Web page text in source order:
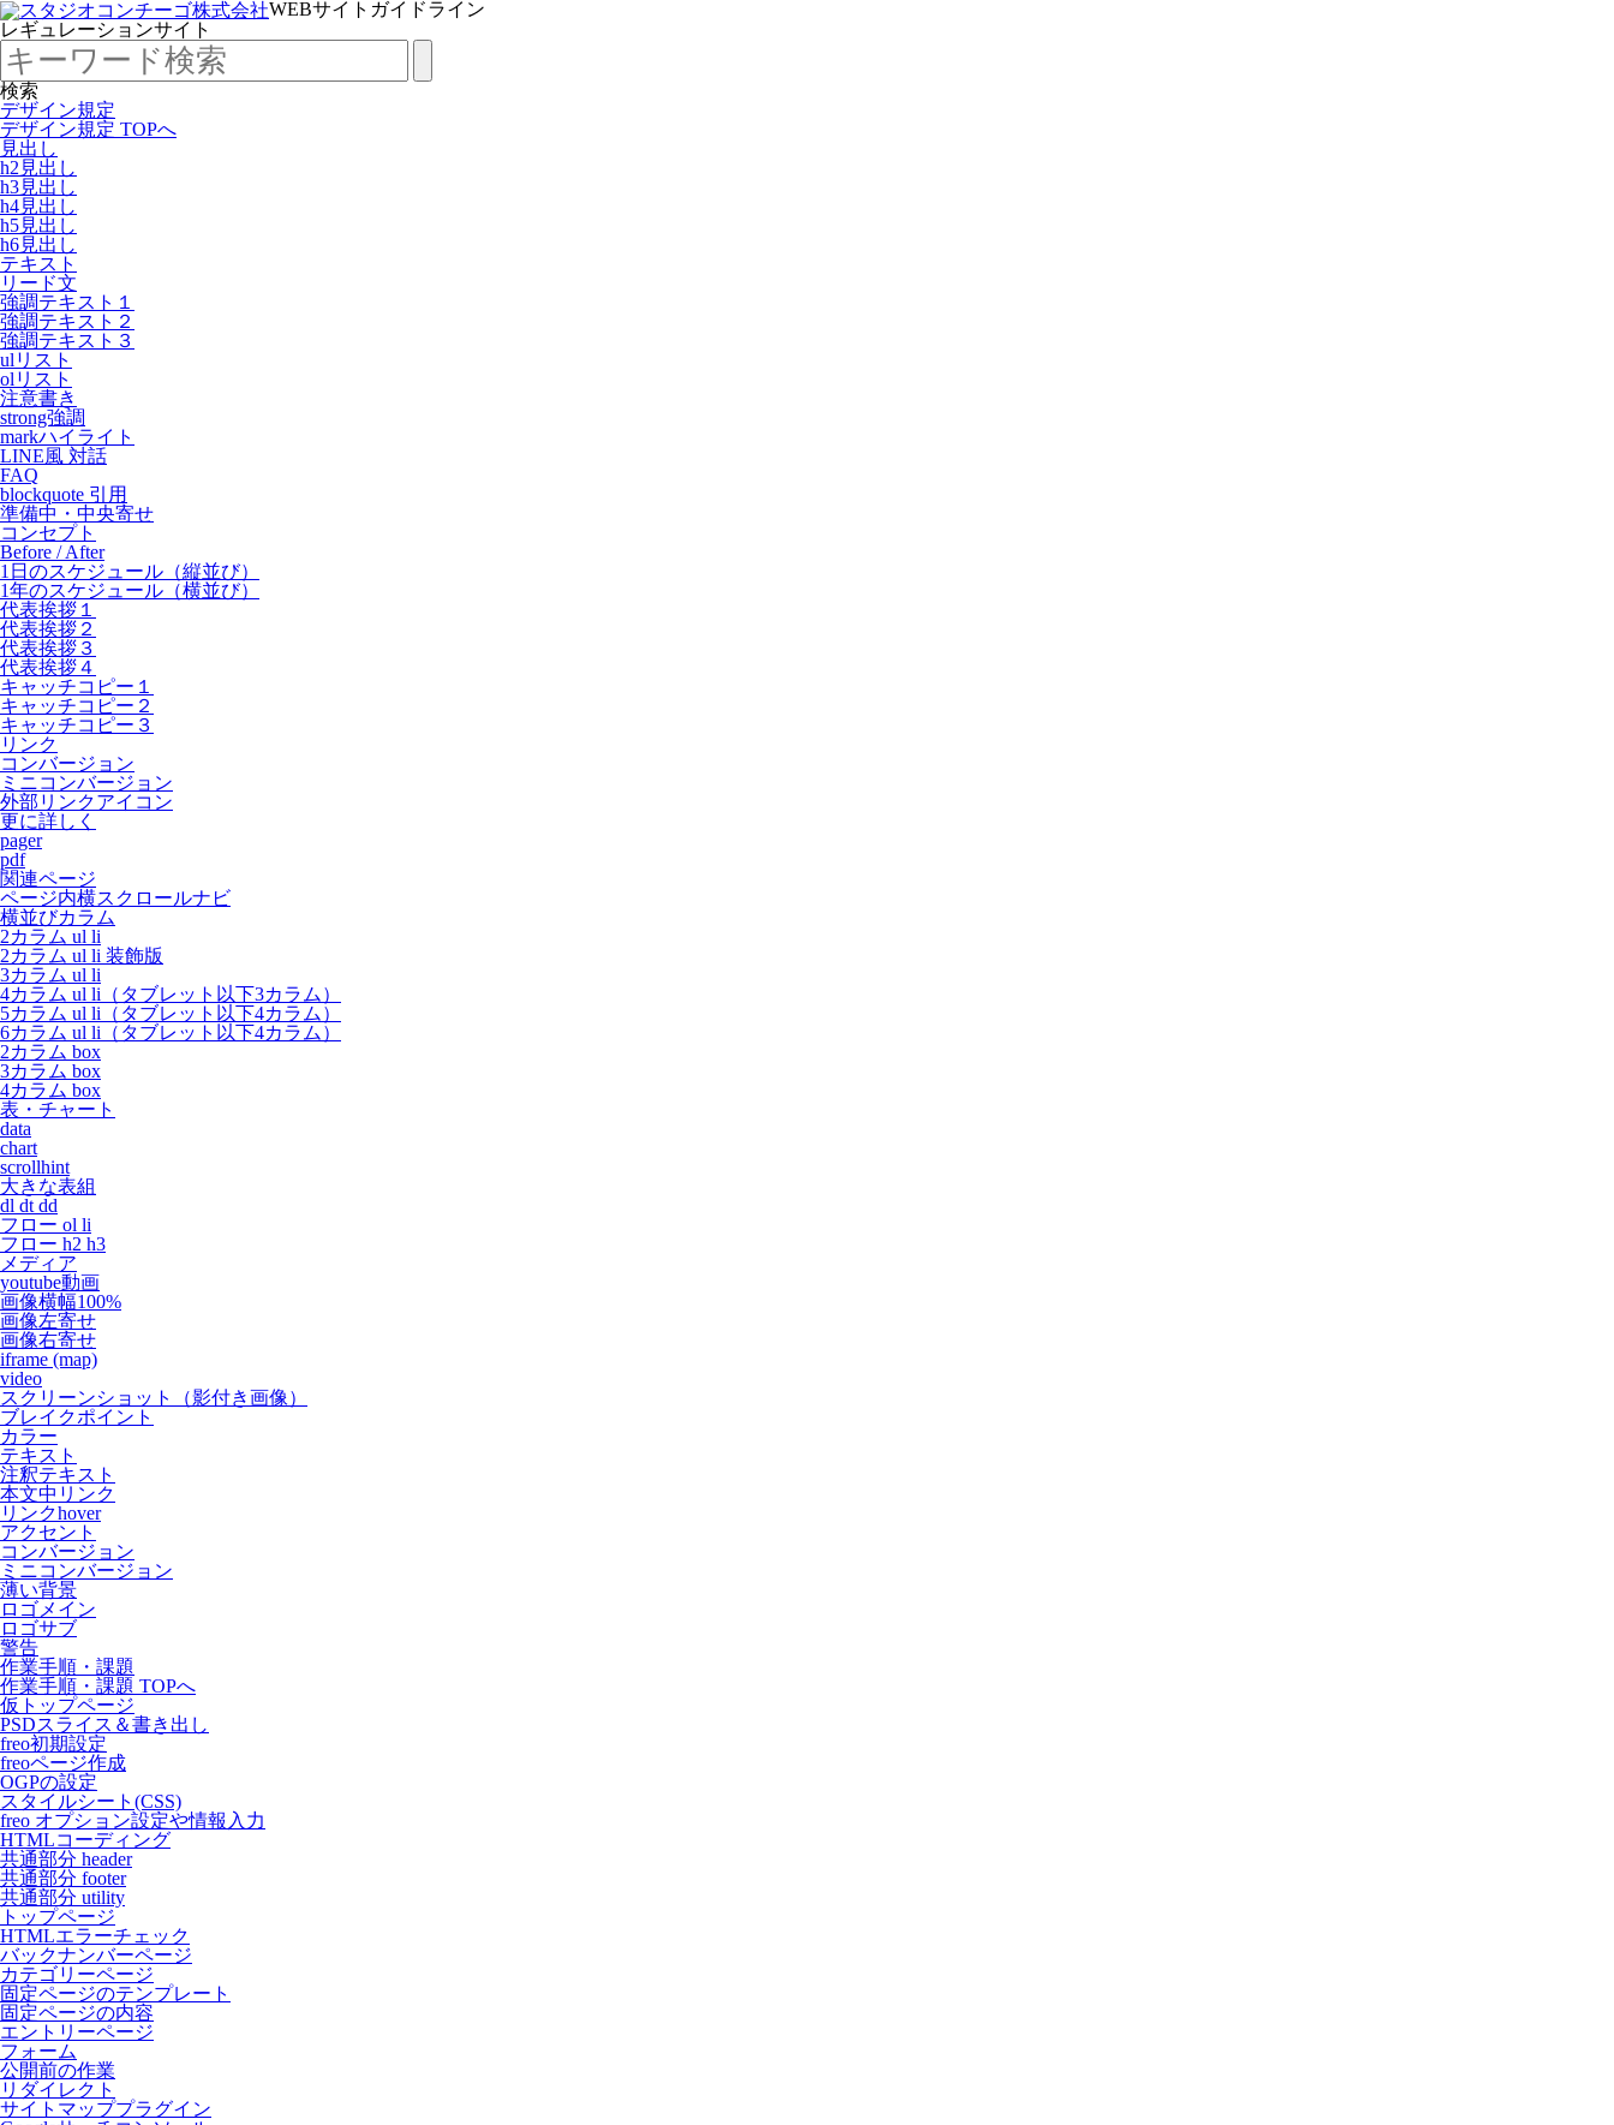
WEBサイトガイドライン
レギュレーションサイト
検索
デザイン規定
デザイン規定 TOPへ
見出し
h2見出し
h3見出し
h4見出し
h5見出し
h6見出し
テキスト
リード文
強調テキスト１
強調テキスト２
強調テキスト３
ulリスト
olリスト
注意書き
strong強調
markハイライト
LINE風 対話
FAQ
blockquote 引用
準備中・中央寄せ
コンセプト
Before / After
1日のスケジュール（縦並び）
1年のスケジュール（横並び）
代表挨拶１
代表挨拶２
代表挨拶３
代表挨拶４
キャッチコピー１
キャッチコピー２
キャッチコピー３
リンク
コンバージョン
ミニコンバージョン
外部リンクアイコン
更に詳しく
pager
pdf
関連ページ
ページ内横スクロールナビ
横並びカラム
2カラム ul li
2カラム ul li 装飾版
3カラム ul li
4カラム ul li（タブレット以下3カラム）
5カラム ul li（タブレット以下4カラム）
6カラム ul li（タブレット以下4カラム）
2カラム box
3カラム box
4カラム box
表・チャート
data
chart
scrollhint
大きな表組
dl dt dd
フロー ol li
フロー h2 h3
メディア
youtube動画
画像横幅100%
画像左寄せ
画像右寄せ
iframe (map)
video
スクリーンショット（影付き画像）
ブレイクポイント
カラー
テキスト
注釈テキスト
本文中リンク
リンクhover
アクセント
コンバージョン
ミニコンバージョン
薄い背景
ロゴメイン
ロゴサブ
警告
作業手順・課題
作業手順・課題 TOPへ
仮トップページ
PSDスライス＆書き出し
freo初期設定
freoページ作成
OGPの設定
スタイルシート(CSS)
freo オプション設定や情報入力
HTMLコーディング
共通部分 header
共通部分 footer
共通部分 utility
トップページ
HTMLエラーチェック
バックナンバーページ
カテゴリーページ
固定ページのテンプレート
固定ページの内容
エントリーページ
フォーム
公開前の作業
リダイレクト
サイトマッププラグイン